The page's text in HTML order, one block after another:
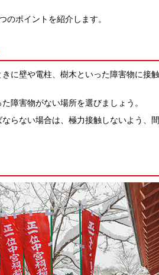
のポイントを紹介します。
に壁や電柱、樹木といった障害物に接
障害物がない場所を選びましょう。
らない場合は、極力接触しないよう、